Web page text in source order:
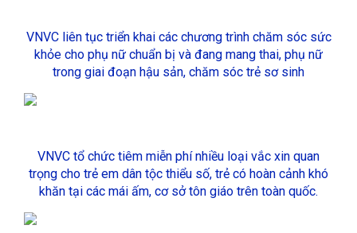
VNVC liên tục triển khai các chương trình chăm sóc sức
khỏe cho phụ nữ chuẩn bị và đang mang thai, phụ nữ
trong giai đoạn hậu sản, chăm sóc trẻ sơ sinh
VNVC tổ chức tiêm miễn phí nhiều loại vắc xin quan
trọng cho trẻ em dân tộc thiểu số, trẻ có hoàn cảnh khó
khăn tại các mái ấm, cơ sở tôn giáo trên toàn quốc.